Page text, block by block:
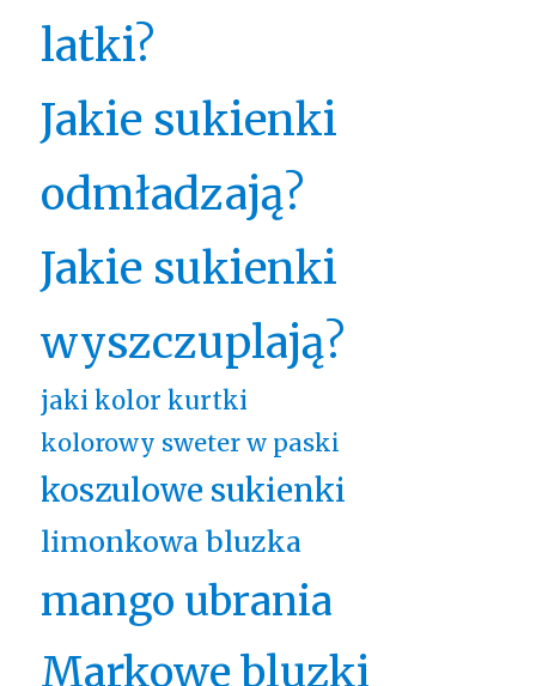
latki?
Jakie sukienki
odmładzają?
Jakie sukienki
wyszczuplają?
jaki kolor kurtki
kolorowy sweter w paski
koszulowe sukienki
limonkowa bluzka
mango ubrania
Markowe bluzki